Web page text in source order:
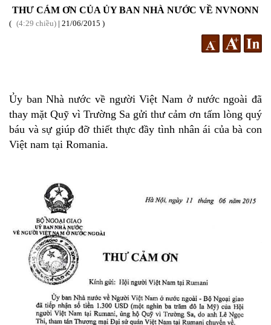
THƯ CÁM ƠN CỦA ỦY BAN NHÀ NƯỚC VỀ NVNONN
4:29 chiều | 21 /06/2015
Ủy ban Nhà nước về người Việt Nam ở nước ngoài đã
thay mặt Quỹ vì Trường Sa gửi thư cảm ơn tấm lòng quý
báu và sự giúp đỡ thiết thực đầy tình nhân ái của bà con
Việt nam tại Romania.